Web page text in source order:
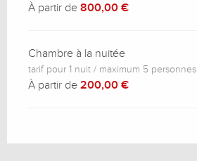
À partir de 800,00 €
Chambre à la nuitée
tarif pour 1 nuit / maximum 5 personnes
À partir de 200,00 €